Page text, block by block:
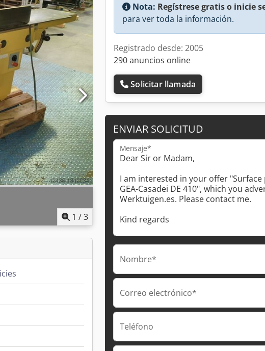
1 /3
Nota: Regístrese gratis o inicie
para ver toda la información.
Registrado desde: 2005
290 anuncios online
Solicitar llamada
ENVIAR SOLICITUD
Mensaje*
Nombre*
Correo electrónico*
Teléfono